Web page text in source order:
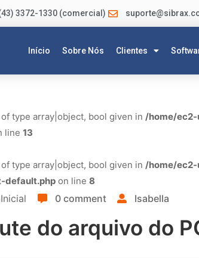
3372-1330 (comercial)
Início Sobre Nós Clientes
type array|object, bool given in /home/
line 13
type array|object, bool given in /home/
default.php on line 8
0 comment Isabella
do arquivo do